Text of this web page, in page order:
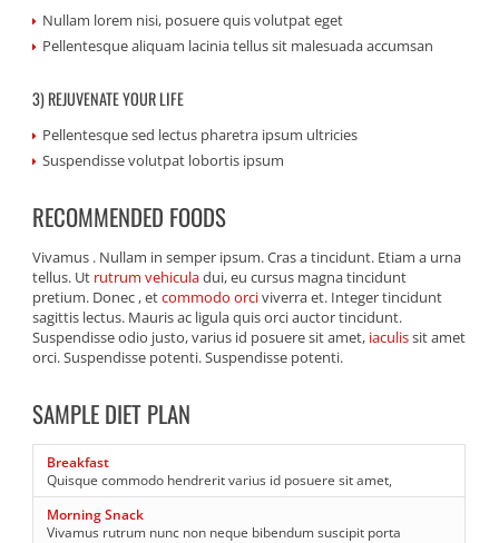
Nullam lorem nisi, posuere quis volutpat eget
Pellentesque aliquam lacinia tellus sit malesuada accumsan
3) REJUVENATE YOUR LIFE
Pellentesque sed lectus pharetra ipsum ultricies
Suspendisse volutpat lobortis ipsum
RECOMMENDED FOODS
Vivamus . Nullam in semper ipsum. Cras a tincidunt. Etiam a urna
tellus. Ut rutrum vehiculadui, eu cursus magna tincidunt
pretium. Donec , etcommodo orciviverra et. Integer tincidunt
sagittis lectus. Mauris ac ligula quis orci auctor tincidunt.
Suspendisse odio justo, varius id posuere sit amet, iaculissit amet
orci. Suspendisse potenti. Suspendisse potenti.
SAMPLE DIET PLAN
Breakfast
Quisque commodo hendrerit varius id posuere sit amet,
Morning Snack
Vivamus rutrum nunc non neque bibendum suscipit porta